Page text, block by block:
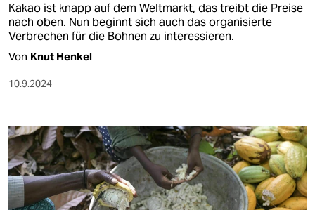
Kakao ist knapp auf dem Weltmarkt, das treibt die Preise
nach oben. Nun beginnt sich auch das organisierte
Verbrechen für die Bohnen zu interessieren.
Von Knut Henkel
10.9.2024